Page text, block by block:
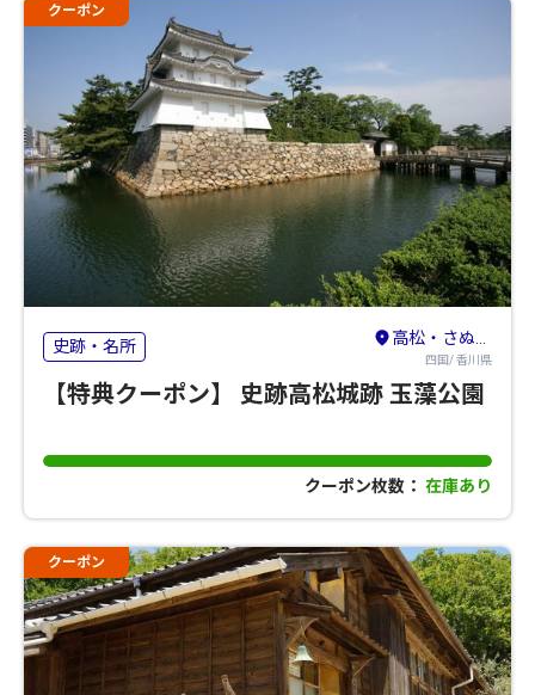
クーポン
史跡・名所 高松・さぬき・東かがわ
四国/ 香川県
【特典クーポン】 史跡高松城跡 玉藻公園
クーポン枚数： 在庫あり
クーポン